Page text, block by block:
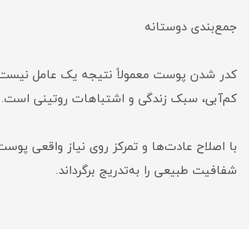
جمع‌بندی دوستانه
کدر شدن پوست معمولاً نتیجه یک عامل نیست،
کم‌آبی، سبک زندگی و اشتباهات روتینی است.
با اصلاح عادت‌ها و تمرکز روی نیاز واقعی
شفافیت طبیعی را به‌تدریج برگرداند.